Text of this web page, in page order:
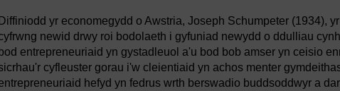
Diffiniodd yr economegydd o Awstria, Joseph Schumpeter (1934),
newid drwy roi bodolaeth i gyfuniad newydd o ddulliau
bod entrepreneuriaid yn gystadleuol a'u bod bob amser yn ceisio
cyfleuster gorau i'w cleientiaid yn achos menter
hefyd yn fedrus wrth berswadio buddsoddwyr a